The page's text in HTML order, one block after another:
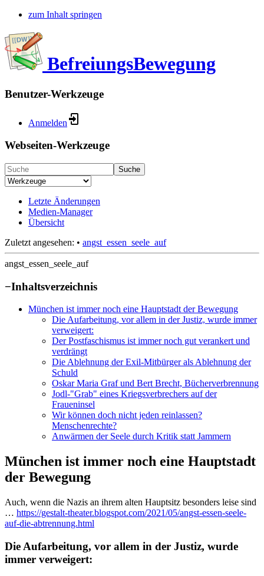
zum Inhalt springen
BefreiungsBewegung
Benutzer-Werkzeuge
Anmelden
Webseiten-Werkzeuge
Suche
Letzte Änderungen
Medien-Manager
Übersicht
Zuletzt angesehen: • angst_essen_seele_auf
angst_essen_seele_auf
−Inhaltsverzeichnis
München ist immer noch eine Hauptstadt der Bewegung
Die Aufarbeitung, vor allem in der Justiz, wurde immer
verweigert:
Der Postfaschismus ist immer noch gut verankert und
verdrängt
Die Ablehnung der Exil-Mitbürger als Ablehnung der
Schuld
Oskar Maria Graf und Bert Brecht, Bücherverbrennung
Jodl-"Grab" eines Kriegsverbrechers auf der
Fraueninsel
Wir können doch nicht jeden reinlassen?
Menschenrechte?
Anwärmen der Seele durch Kritik statt Jammern
München ist immer noch eine Hauptstadt
der Bewegung
Auch, wenn die Nazis an ihrem alten Hauptsitz besonders leise sind
… https://gestalt-theater.blogspot.com/2021/05/angst-essen-seele-
auf-die-abtrennung.html
Die Aufarbeitung, vor allem in der Justiz, wurde
immer verweigert: